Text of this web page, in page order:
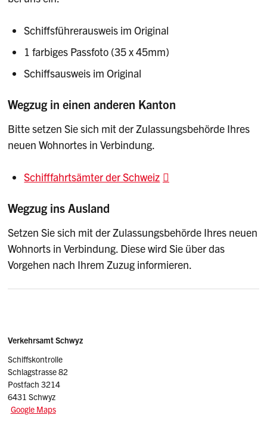
Schiffsführerausweis im Original
1 farbiges Passfoto (35 x 45mm)
Schiffsausweis im Original
Wegzug in einen anderen Kanton
Bitte setzen Sie sich mit der Zulassungsbehörde Ihres
neuen Wohnortes in Verbindung.
Schifffahrtsämter der Schweiz
Wegzug ins Ausland
Setzen Sie sich mit der Zulassungsbehörde Ihres neuen
Wohnorts in Verbindung. Diese wird Sie über das
Vorgehen nach Ihrem Zuzug informieren.
Sidebar
Adresse
Verkehrsamt Schwyz
Schiffskontrolle
Schlagstrasse 82
Postfach 3214
6431 Schwyz
Google Maps